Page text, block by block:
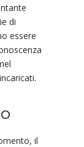
di
essere
il